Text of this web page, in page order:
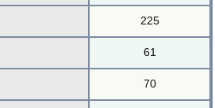
225
61
70